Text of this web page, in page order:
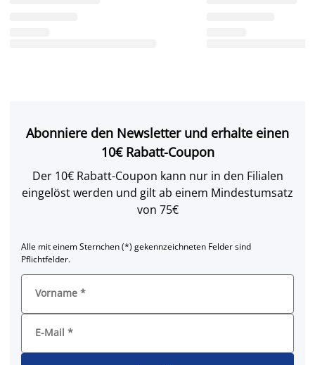
Abonniere den Newsletter und erhalte einen
10€ Rabatt-Coupon
Der 10€ Rabatt-Coupon kann nur in den Filialen
eingelöst werden und gilt ab einem Mindestumsatz
von 75€
Alle mit einem Sternchen (*) gekennzeichneten Felder sind
Pflichtfelder.
Vorname *
E-Mail *